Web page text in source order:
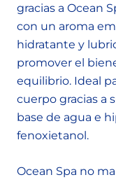
gracias a Ocean
con un aroma
hidratante y
promover el
equilibrio. Ideal
cuerpo gracias a
base de agua e
fenoxietanol.
Ocean Spa no